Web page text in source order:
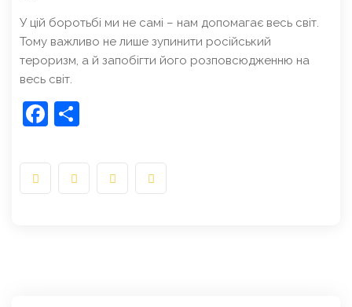
У цій боротьбі ми не самі – нам допомагає весь світ.
Тому важливо не лише зупинити російський
тероризм, а й запобігти його розповсюдженню на
весь світ.
Facebook